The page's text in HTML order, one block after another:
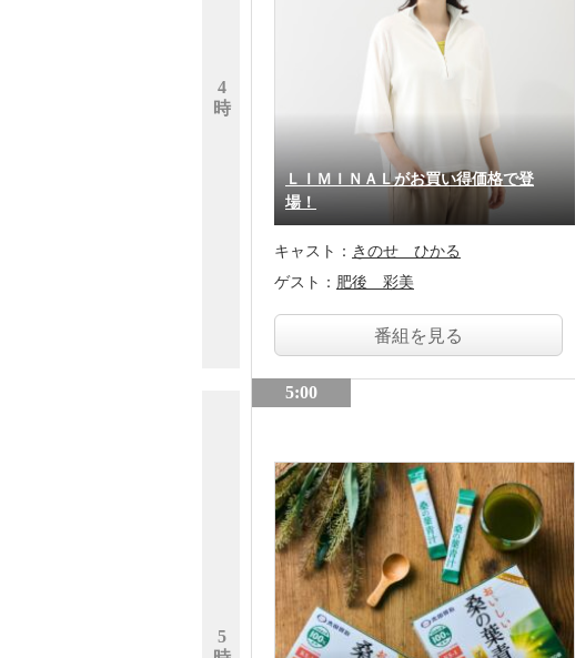
4
時
5
ＬＩＭＩＮＡＬがお買い得価格で登
場！
キャスト： きのせ ひかる
ゲスト： 肥後 彩美
番組を見る
5:00